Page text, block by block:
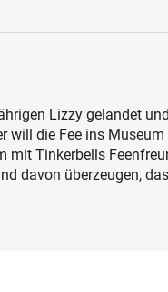
Lizzy gelandet
will die Fee ins
mit Tinkerbells
davon überzeugen,